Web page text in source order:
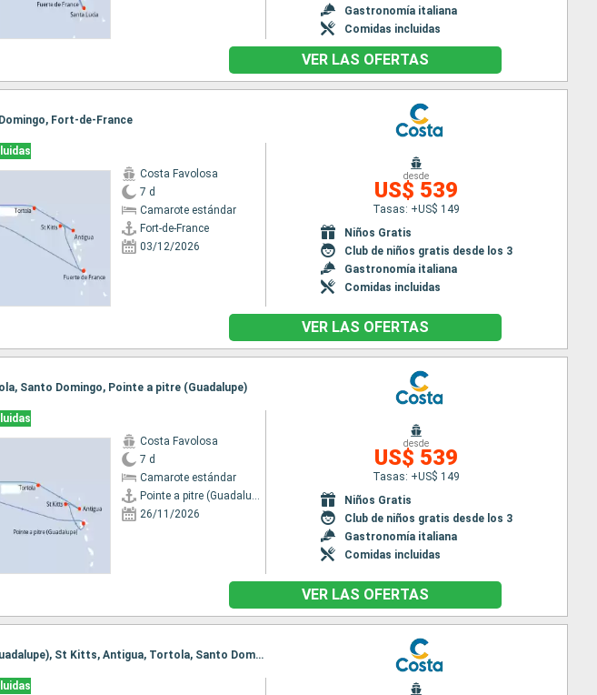
Gastronomía italiana
Comidas incluidas
VER LAS OFERTAS
Fort-de-France
Costa Favolosa
7 d
Camarote estándar
Fort-de-France
03/12/2026
desde
US$ 539
Tasas: +US$ 149
Niños Gratis
Club de niños gratis desde los 3
Gastronomía italiana
Comidas incluidas
VER LAS OFERTAS
Santo Domingo, Pointe a pitre (Guadalupe)
Costa Favolosa
7 d
Camarote estándar
Pointe a pitre (Guadalupe)
26/11/2026
desde
US$ 539
Tasas: +US$ 149
Niños Gratis
Club de niños gratis desde los 3
Gastronomía italiana
Comidas incluidas
VER LAS OFERTAS
Itinerario : Santo Domingo, Fort-de-France, Pointe a pitre (Guadalupe), St Kitts, Antigua, Tortola, Santo Domingo